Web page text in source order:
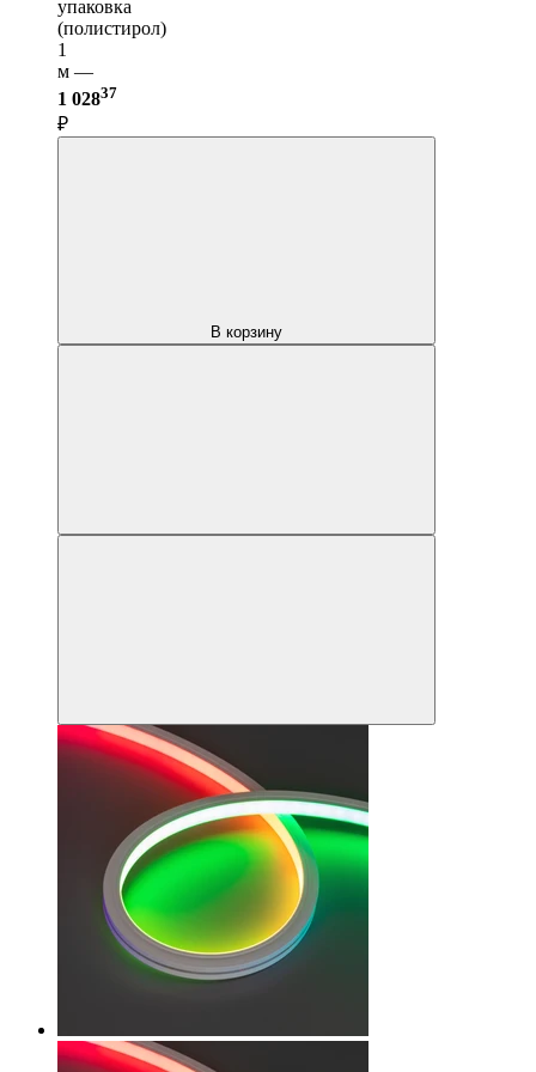
упаковка
(полистирол)
1
м —
1 02837
₽
В корзину